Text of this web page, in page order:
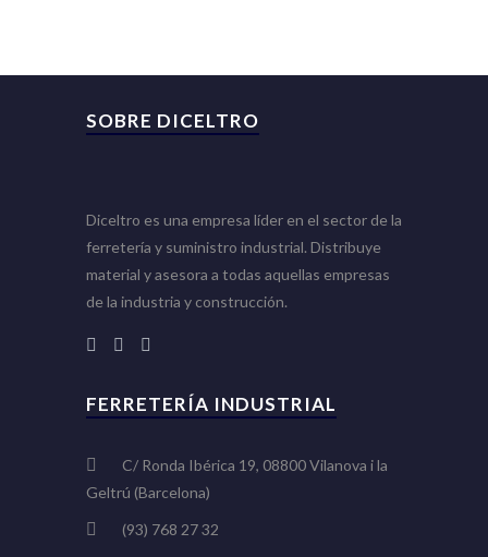
SOBRE DICELTRO
Diceltro es una empresa líder en el sector de la
ferretería y suministro industrial. Distribuye
material y asesora a todas aquellas empresas
de la industria y construcción.
FERRETERÍA INDUSTRIAL
C/ Ronda Ibérica 19, 08800 Vilanova i la
Geltrú (Barcelona)
(93) 768 27 32